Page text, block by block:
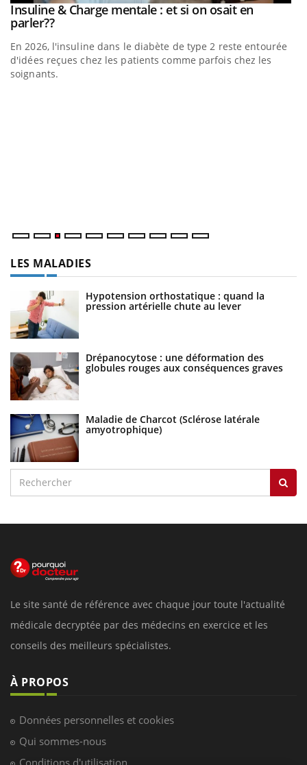
Youtube
Insuline & Charge mentale : et si on osait en
parler??Youtube
En 2026, l'insuline dans le diabète de type 2 reste entourée
d'idées reçues chez les patients comme parfois chez les
soignants.
LES MALADIES
Hypotension orthostatique : quand la
pression artérielle chute au lever
Drépanocytose : une déformation des
globules rouges aux conséquences graves
Maladie de Charcot (Sclérose latérale
amyotrophique)
Le site santé de référence avec chaque jour toute l'actualité
médicale decryptée par des médecins en exercice et les
conseils des meilleurs spécialistes.
À PROPOS
Données personnelles et cookies
Qui sommes-nous
Conditions d'utilisation